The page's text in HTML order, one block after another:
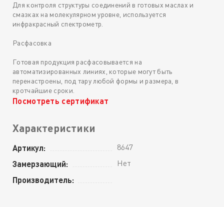
Для контроля структуры соединений в готовых маслах и
смазках на молекулярном уровне, используется
инфракрасный спектрометр.
Расфасовка
Готовая продукция расфасовывается на
автоматизированных линиях, которые могут быть
перенастроены, под тару любой формы и размера, в
кротчайшие сроки.
Посмотреть сертификат
Характеристики
Артикул: 8647
Замерзающий: Нет
Производитель: